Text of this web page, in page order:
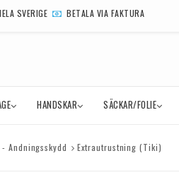
SVERIGE BETALA VIA FAKTURA
HANDSKAR SÄCKAR/FOLIE
Andningsskydd Extrautrustning (Tiki)